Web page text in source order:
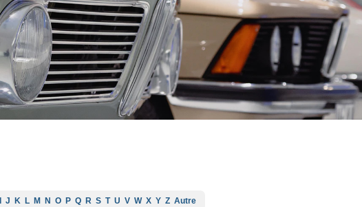
J K L M N O P Q R S T U V W X Y Z Autre